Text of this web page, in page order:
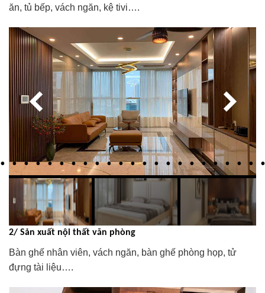
ăn, tủ bếp, vách ngăn, kệ tivi….
2/ Sản xuất nội thất văn phòng
Bàn ghế nhân viên, vách ngăn, bàn ghế phòng họp, tử
đựng tài liệu….